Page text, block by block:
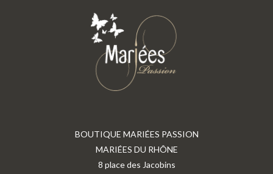
BOUTIQUE MARIÉES PASSION
MARIÉES DU RHÔNE
8 place des Jacobins